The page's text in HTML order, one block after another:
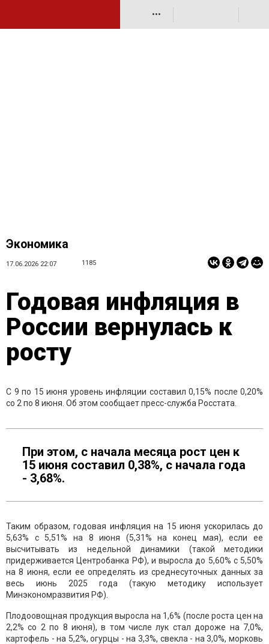
•••
Экономика
17.06.2026 22:07 1185
Годовая инфляция в
России вернулась к
росту
С 9 по 15 июня уровень инфляции составил 0,15% после 0,20%
со 2 по 8 июня. Об этом сообщает пресс-служба Росстата.
При этом, с начала месяца рост цен к
15 июня составил 0,38%, с начала года
- 3,68%.
Таким образом, годовая инфляция на 15 июня ускорилась до
5,63% с 5,51% на 8 июня (5,31% на конец мая), если ее
высчитывать из недельной динамики (такой методики
придерживается Центробанка РФ), и выросла до 5,60% с 5,50%
на 8 июня, если ее определять из среднесуточных данных за
весь июнь 2025 года (такую методику использует
Минэкономразвития РФ).
Плодоовощная продукция выросла на 1,6% (после роста цен на
2,2% со 2 по 8 июня), в том числе лук стал дороже на 7,0%,
картофель - на 5,2%, огурцы - на 3,3%, свекла - на 3,0%, морковь